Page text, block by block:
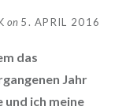
on 5. APRIL 2016
das
Jahr
und ich meine